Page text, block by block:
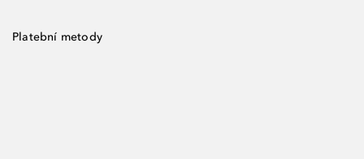
Platební metody